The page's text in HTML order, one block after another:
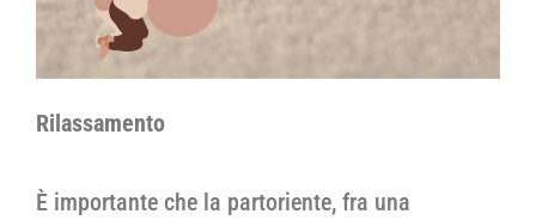
Rilassamento
È importante che la partoriente, fra una